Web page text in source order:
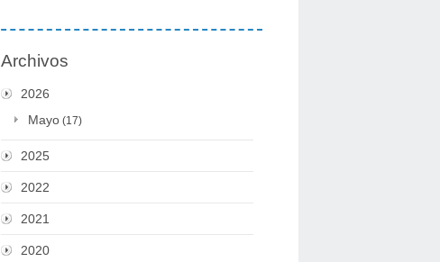
Archivos
2026
Mayo (17)
2025
2022
2021
2020